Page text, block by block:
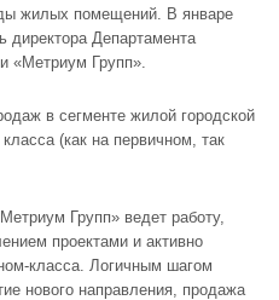
жилых помещений. В январе
директора Департамента
«Метриум Групп».
в сегменте жилой городской
(как на первичном, так
Групп» ведет работу,
проектами и активно
класса. Логичным шагом
нового направления, продажа